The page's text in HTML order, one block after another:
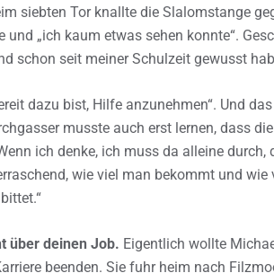
siebten Tor knallte die Slalomstange
„ich kaum etwas sehen konnte“.
schon seit meiner Schulzeit gewusst
dazu bist, Hilfe anzunehmen“. Und
musste auch erst lernen, dass
ich denke, ich muss da alleine
wie viel man bekommt und wie
über deinen Job. Eigentlich wollte
beenden. Sie fuhr heim nach